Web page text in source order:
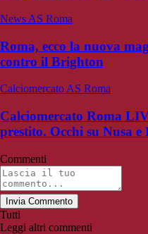
News AS Roma
Roma, ecco la nuova
contro il Brighton
Calciomercato AS Roma
Calciomercato Roma
prestito. Occhi su Nusa e
Commenti
Invia Commento
Tutti
Leggi altri commenti